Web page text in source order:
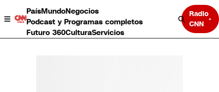
PaísMundoNegocios
Podcast y Programas completos
Futuro 360CulturaServicios
Radio
CNN